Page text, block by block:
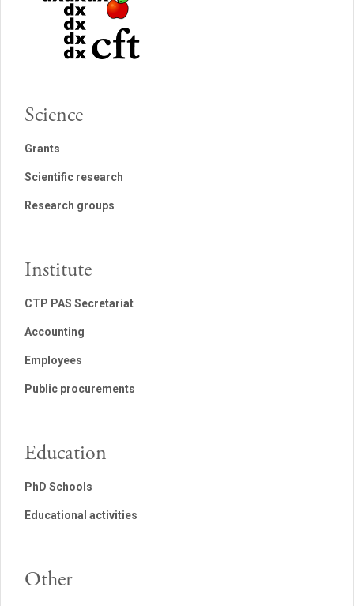
Science
Grants
Scientific research
Research groups
Institute
CTP PAS Secretariat
Accounting
Employees
Public procurements
Education
PhD Schools
Educational activities
Other